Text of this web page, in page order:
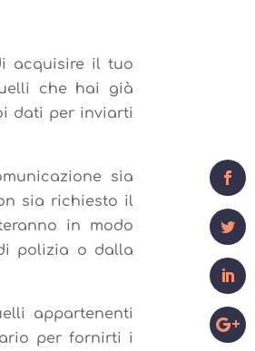
acquisire il tuo
che hai già
dati per inviarti
sia
sia richiesto il
in modo
polizia o dalla
appartenenti
per fornirti i